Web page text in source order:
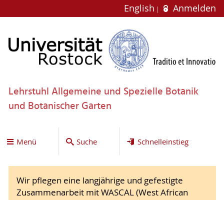
English Anmelden
Lehrstuhl Allgemeine und Spezielle Botanik
und Botanischer Garten
Menü Suche Schnelleinstieg
Wir pflegen eine langjährige und gefestigte
Zusammenarbeit mit WASCAL (West African